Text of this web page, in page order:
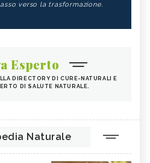
verso la trasformazione.
Esperto
DIRECTORY DI CURE-NATURALI E
DI SALUTE NATURALE.
Naturale